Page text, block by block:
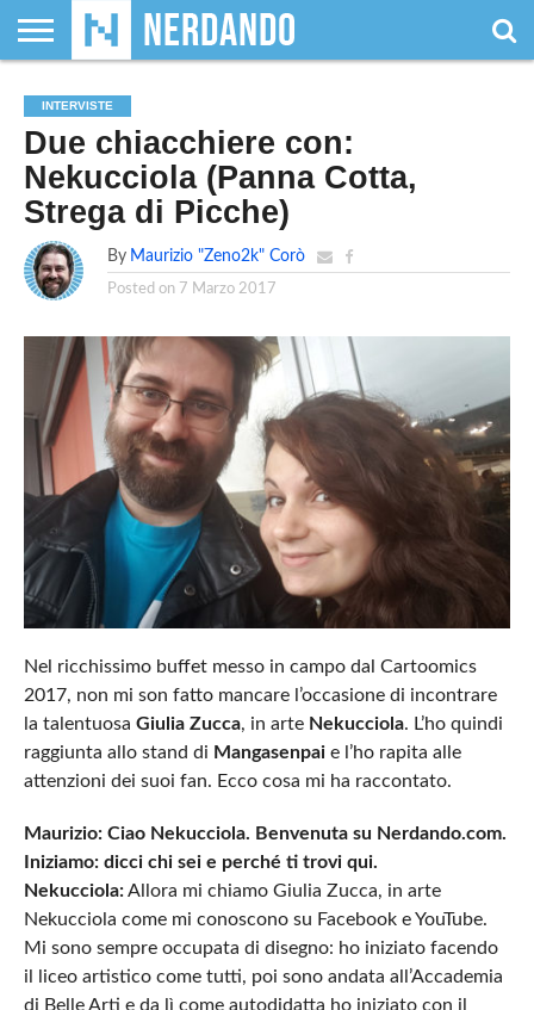
SIAMO
GIOCHI
DA
TAVOLO
GIOCHI
DI
RUOLO
VIDEOGAMES
FILM
&
SERIE
TV
FUMETTI
& LIBRI
MAGIC:
THE
GATHERING
DUNGEONS
&
DRAGONS
WRESTLING
NERDANDO
AWARDS
I
BOLLINI
INTERVISTE
Due chiacchiere con:
Nekucciola (Panna Cotta,
Strega di Picche)
By Maurizio "Zeno2k" Corò
Posted on 7 Marzo 2017
Nel ricchissimo buffet messo in campo dal Cartoomics
2017, non mi son fatto mancare l’occasione di incontrare
la talentuosa Giulia Zucca, in arte Nekucciola. L’ho quindi
raggiunta allo stand di Mangasenpaie l’ho rapita alle
attenzioni dei suoi fan. Ecco cosa mi ha raccontato.
Maurizio: Ciao Nekucciola. Benvenuta su Nerdando.com.
Iniziamo: dicci chi sei e perché ti trovi qui.
Nekucciola:Allora mi chiamo Giulia Zucca, in arte
Nekucciola come mi conoscono su Facebook e YouTube.
Mi sono sempre occupata di disegno: ho iniziato facendo
il liceo artistico come tutti, poi sono andata all’Accademia
di Belle Arti e da lì come autodidatta ho iniziato con il